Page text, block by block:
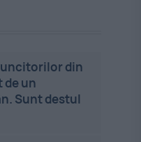
din
de un
Sunt destul